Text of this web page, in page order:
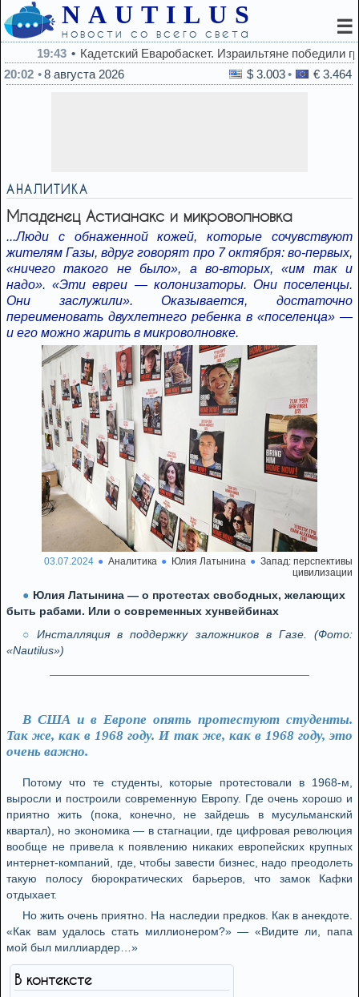
NAUTILUS
новости со всего света ☰
Кадетский Еваробаскет. Израильтяне победили греков
20:02
8 августа 2026 $ 3.003 € 3.464
АНАЛИТИКА
Младенец Астианакс и микроволновка
...Люди с обнаженной кожей, которые сочувствуют
жителям Газы, вдруг говорят про 7 октября: во-первых,
«ничего такого не было», а во-вторых, «им так и
надо». «Эти евреи — колонизаторы. Они поселенцы.
Они заслужили». Оказывается, достаточно
переименовать двухлетнего ребенка в «поселенца» —
и его можно жарить в микроволновке.
03.07.2024 Аналитика Юлия Латынина
Запад: перспективы
цивилизации
Юлия Латынина — о протестах свободных, желающих
быть рабами. Или о современных хунвейбинах
Инсталляция в поддержку заложников в Газе. (Фото:
«Nautilus»)
В США и в Европе опять протестуют студенты.
Так же, как в 1968 году. И так же, как в 1968 году, это
очень важно.
Потому что те студенты, которые протестовали в 1968-м,
выросли и построили современную Европу. Где очень хорошо и
приятно жить (пока, конечно, не зайдешь в мусульманский
квартал), но экономика — в стагнации, где цифровая революция
вообще не привела к появлению никаких европейских крупных
интернет-компаний, где, чтобы завести бизнес, надо преодолеть
такую полосу бюрократических барьеров, что замок Кафки
отдыхает.
Но жить очень приятно. На наследии предков. Как в анекдоте.
«Как вам удалось стать миллионером?» — «Видите ли, папа
мой был миллиардер…»
В контексте